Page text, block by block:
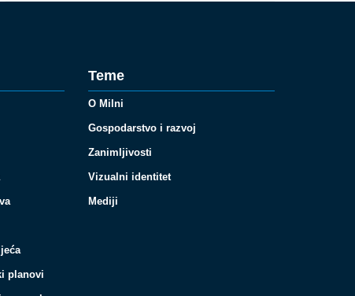
planovi
Teme
O Milni
Gospodarstvo i razvoj
Zanimljivosti
Vizualni identitet
Mediji